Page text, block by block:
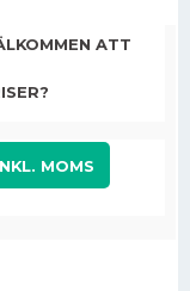
ATT
MOMS